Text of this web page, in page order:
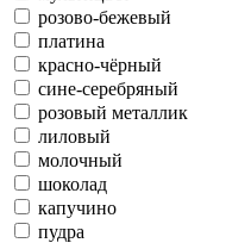
розово-бежевый
платина
красно-чёрный
сине-серебряный
розовый металлик
лиловый
молочный
шоколад
капучино
пудра